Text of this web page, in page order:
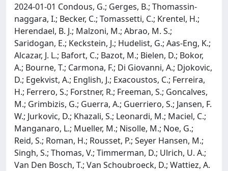
2024-01-01 Condous, G.; Gerges, B.; Thomassin-
naggara, I.; Becker, C.; Tomassetti, C.; Krentel, H.;
Herendael, B. J.; Malzoni, M.; Abrao, M. S.;
Saridogan, E.; Keckstein, J.; Hudelist, G.; Aas-Eng, K.;
Alcazar, J. L.; Bafort, C.; Bazot, M.; Bielen, D.; Bokor,
A.; Bourne, T.; Carmona, F.; Di Giovanni, A.; Djokovic,
D.; Egekvist, A.; English, J.; Exacoustos, C.; Ferreira,
H.; Ferrero, S.; Forstner, R.; Freeman, S.; Goncalves,
M.; Grimbizis, G.; Guerra, A.; Guerriero, S.; Jansen, F.
W.; Jurkovic, D.; Khazali, S.; Leonardi, M.; Maciel, C.;
Manganaro, L.; Mueller, M.; Nisolle, M.; Noe, G.;
Reid, S.; Roman, H.; Rousset, P.; Seyer Hansen, M.;
Singh, S.; Thomas, V.; Timmerman, D.; Ulrich, U. A.;
Van Den Bosch, T.; Van Schoubroeck, D.; Wattiez, A.